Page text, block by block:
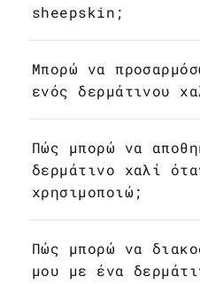
sheepskin;
Μπορώ να
ενός δερμάτινου
Πώς μπορώ να
δερμάτινο χαλί
χρησιμοποιώ;
Πώς μπορώ να
μου με ένα